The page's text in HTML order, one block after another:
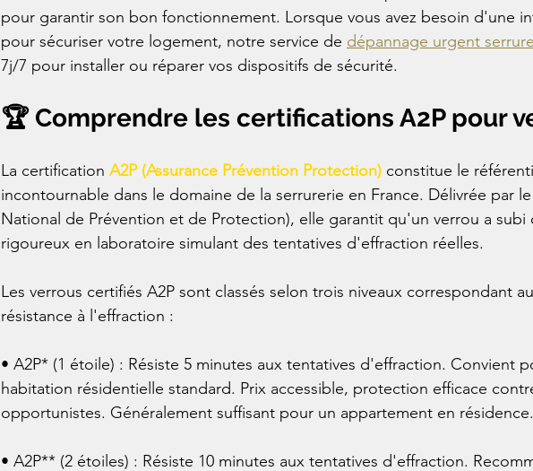
pour garantir son bon fonctionnement. Lorsque vous avez besoin d'une
pour sécuriser votre logement, notre service de dépannage urgent
7j/7 pour installer ou réparer vos dispositifs de sécurité.
🏆 Comprendre les certifications A2P pour
La certification A2P (Assurance Prévention Protection) constitue le
incontournable dans le domaine de la serrurerie en France. Délivrée par
National de Prévention et de Protection), elle garantit qu'un verrou a subi
rigoureux en laboratoire simulant des tentatives d'effraction réelles.
Les verrous certifiés A2P sont classés selon trois niveaux correspondant
résistance à l'effraction :
• A2P* (1 étoile) : Résiste 5 minutes aux tentatives d'effraction. Convient
habitation résidentielle standard. Prix accessible, protection efficace
opportunistes. Généralement suffisant pour un appartement en résidence.
• A2P** (2 étoiles) : Résiste 10 minutes aux tentatives d'effraction.